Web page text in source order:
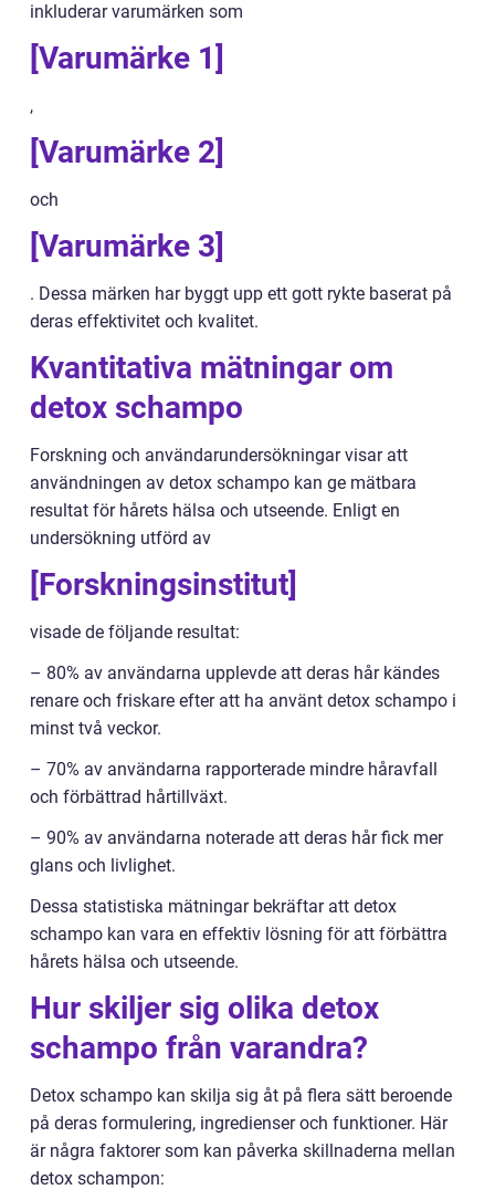
inkluderar varumärken som
[Varumärke 1]
,
[Varumärke 2]
och
[Varumärke 3]
. Dessa märken har byggt upp ett gott rykte baserat på
deras effektivitet och kvalitet.
Kvantitativa mätningar om
detox schampo
Forskning och användarundersökningar visar att
användningen av detox schampo kan ge mätbara
resultat för hårets hälsa och utseende. Enligt en
undersökning utförd av
[Forskningsinstitut]
visade de följande resultat:
– 80% av användarna upplevde att deras hår kändes
renare och friskare efter att ha använt detox schampo i
minst två veckor.
– 70% av användarna rapporterade mindre håravfall
och förbättrad hårtillväxt.
– 90% av användarna noterade att deras hår fick mer
glans och livlighet.
Dessa statistiska mätningar bekräftar att detox
schampo kan vara en effektiv lösning för att förbättra
hårets hälsa och utseende.
Hur skiljer sig olika detox
schampo från varandra?
Detox schampo kan skilja sig åt på flera sätt beroende
på deras formulering, ingredienser och funktioner. Här
är några faktorer som kan påverka skillnaderna mellan
detox schampon: